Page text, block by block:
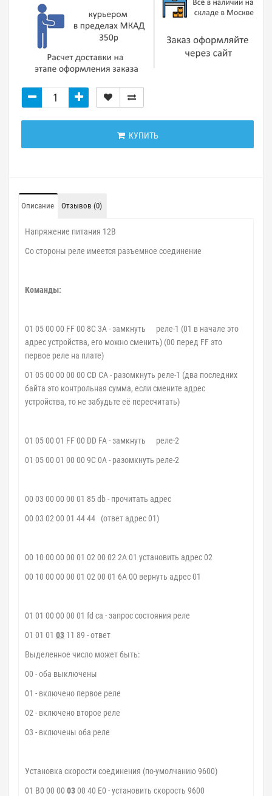
КУПИТЬ
Описание Отзывов (0)
Напряжение питания 12В
Со стороны реле имеется разъемное соединение
Команды:
01 05 00 00 FF 00 8C 3A - замкнуть
реле-1 (01 в начале это
адрес устройства, его можно сменить) (00 перед FF это
первое реле на плате)
01 05 00 00 00 00 CD CA - разомкнуть реле-1 (два последних
байта это контрольная сумма, если смените адрес
устройства, то не забудьте её пересчитать)
01 05 00 01 FF 00 DD FA - замкнуть
реле-2
01 05 00 01 00 00 9C 0A - разомкнуть реле-2
00 03 00 00 00 01 85 db - прочитать адрес
00 03 02 00 01 44 44 (ответ адрес 01)
00 10 00 00 00 01 02 00 02 2A 01 установить адрес 02
00 10 00 00 00 01 02 00 01 6A 00 вернуть адрес 01
01 01 00 00 00 01 fd ca - запрос состояния реле
01 01 01 03 11 89 - ответ
Выделенное число может быть:
00 - оба выключены
01 - включено первое реле
02 - включено второе реле
03 - включены оба реле
Установка скорости соединения (по-умолчанию 9600)
01 B0 00 00 0300 40 E0 - установить скорость 9600